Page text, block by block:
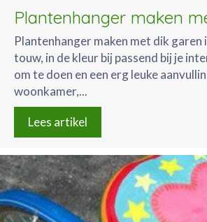
Plantenhanger maken
Plantenhanger maken met dik garen
touw, in de kleur bij passend bij je
om te doen en een erg leuke
woonkamer,...
Lees artikel